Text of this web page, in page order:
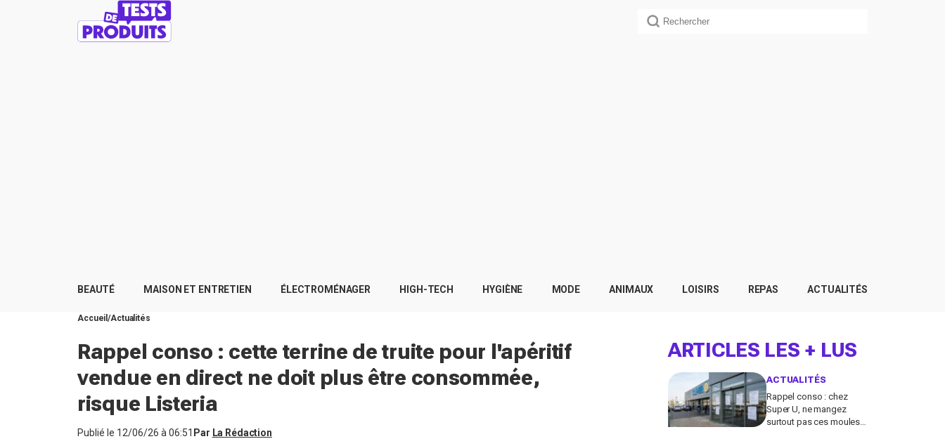
BEAUTÉ MAISON ET ENTRETIEN ÉLECTROMÉNAGER HIGH-TECH HYGIÈNE MODE ANIMAUX LOISIRS REPAS ACTUALITÉS
Accueil Actualités
Rappel conso : cette terrine de truite pour l'apéritif
vendue en direct ne doit plus être consommée,
risque Listeria
Publié le 12/06/26 à 06:51 Par La Rédaction
ARTICLES LES + LUS
ACTUALITÉS
Rappel conso : chez
Super U, ne mangez
surtout pas ces moules